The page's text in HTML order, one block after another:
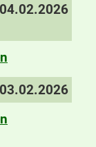
04.02.2026
03.02.2026